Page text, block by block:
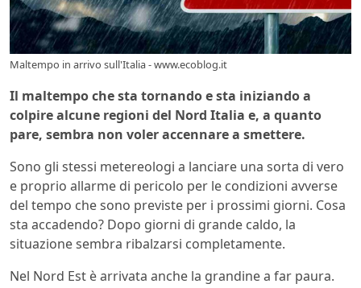
Maltempo in arrivo sull'Italia - www.ecoblog.it
Il maltempo che sta tornando e sta iniziando a
colpire alcune regioni del Nord Italia e, a quanto
pare, sembra non voler accennare a smettere.
Sono gli stessi metereologi a lanciare una sorta di vero
e proprio allarme di pericolo per le condizioni avverse
del tempo che sono previste per i prossimi giorni. Cosa
sta accadendo? Dopo giorni di grande caldo, la
situazione sembra ribalzarsi completamente.
Nel Nord Est è arrivata anche la grandine a far paura.